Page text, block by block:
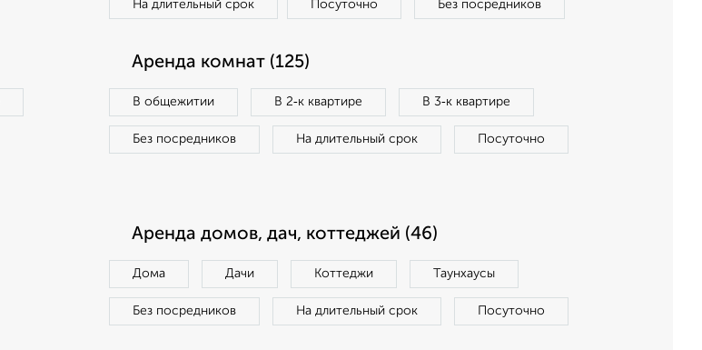
На длительный срок Посуточно Без посредников
Аренда комнат (125)
В общежитии В 2‑к квартире В 3‑к квартире
Без посредников На длительный срок Посуточно
Аренда домов, дач, коттеджей (46)
Дома Дачи Коттеджи Таунхаусы
Без посредников На длительный срок Посуточно